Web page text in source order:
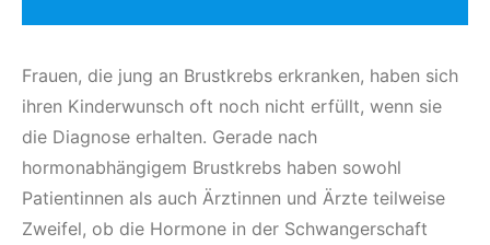
Frauen, die jung an Brustkrebs erkranken, haben sich
ihren Kinderwunsch oft noch nicht erfüllt, wenn sie
die Diagnose erhalten. Gerade nach
hormonabhängigem Brustkrebs haben sowohl
Patientinnen als auch Ärztinnen und Ärzte teilweise
Zweifel, ob die Hormone in der Schwangerschaft